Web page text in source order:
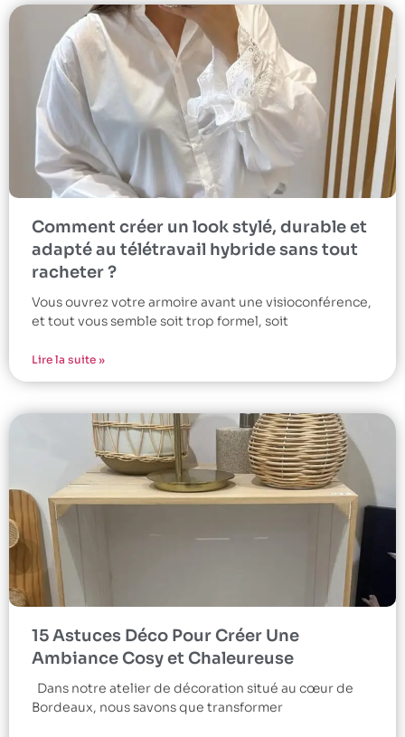
Comment créer un look stylé, durable et
adapté au télétravail hybride sans tout
racheter ?
Vous ouvrez votre armoire avant une visioconférence,
et tout vous semble soit trop formel, soit
Lire la suite »
15 Astuces Déco Pour Créer Une
Ambiance Cosy et Chaleureuse
Dans notre atelier de décoration situé au cœur de
Bordeaux, nous savons que transformer